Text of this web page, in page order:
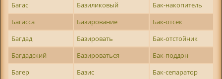
Багас
Базиликовый
Бак-накопитель
Багасса
Базирование
Бак-отсек
Багдад
Базировать
Бак-отстойник
Багдадский
Базироваться
Бак-поддон
Багер
Базис
Бак-сепаратор